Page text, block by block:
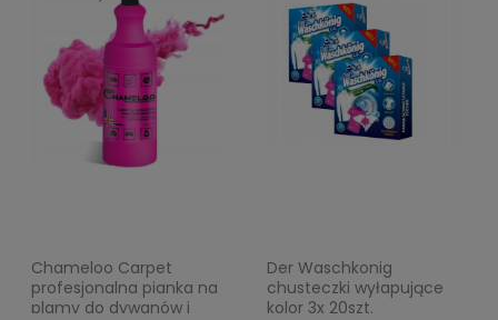
Chameloo Carpet
profesjonalna pianka na
plamy do dywanów i
Der Waschkonig
chusteczki wyłapujące
kolor 3x 20szt.